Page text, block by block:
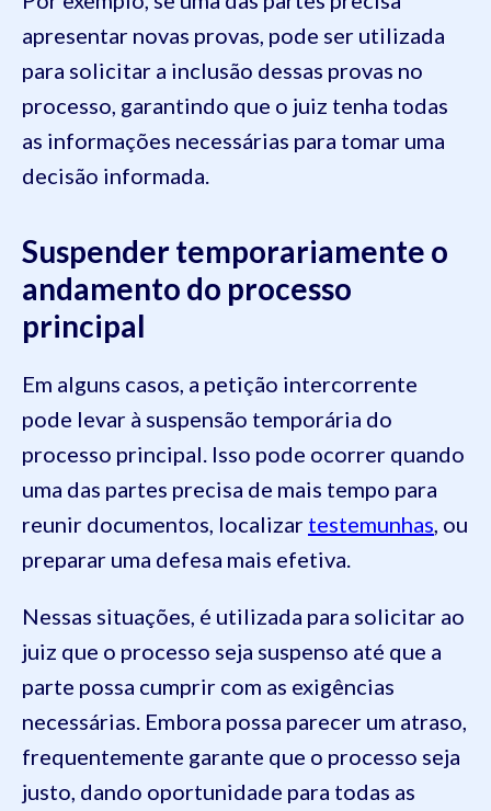
apresentar novas provas, pode ser utilizada
para solicitar a inclusão dessas provas no
processo, garantindo que o juiz tenha todas
as informações necessárias para tomar uma
decisão informada.
Suspender temporariamente o
andamento do processo
principal
Em alguns casos, a petição intercorrente
pode levar à suspensão temporária do
processo principal. Isso pode ocorrer quando
uma das partes precisa de mais tempo para
reunir documentos, localizar testemunhas , ou
preparar uma defesa mais efetiva.
Nessas situações, é utilizada para solicitar ao
juiz que o processo seja suspenso até que a
parte possa cumprir com as exigências
necessárias. Embora possa parecer um atraso,
frequentemente garante que o processo seja
justo, dando oportunidade para todas as